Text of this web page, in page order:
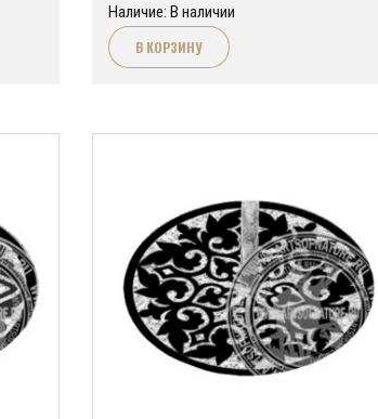
Наличие: В наличии
В КОРЗИНУ